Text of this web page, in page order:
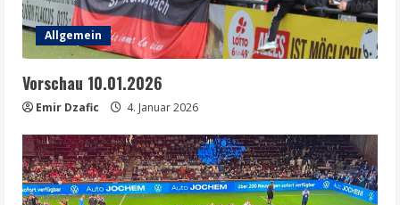
Allgemein
Vorschau 10.01.2026
Emir Dzafic 4. Januar 2026